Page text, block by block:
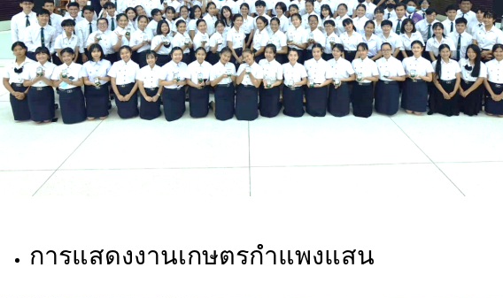
การแสดงงานเกษตรกำแพงแสน